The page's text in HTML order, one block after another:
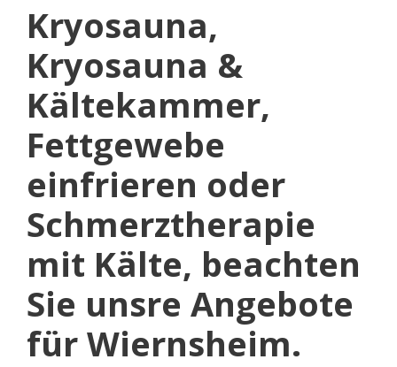
Kryosauna,
Kryosauna &
Kältekammer,
Fettgewebe
einfrieren oder
Schmerztherapie
mit Kälte, beachten
Sie unsre Angebote
für Wiernsheim.